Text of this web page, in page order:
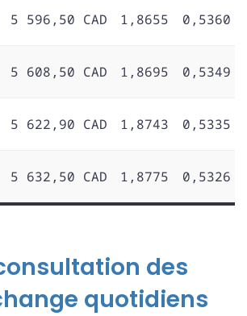
5 596,50 CAD 1,8655 0,5360
5 608,50 CAD 1,8695 0,5349
5 622,90 CAD 1,8743 0,5335
5 632,50 CAD 1,8775 0,5326
des
quotidiens